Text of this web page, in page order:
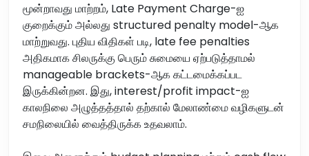
மூன்றாவது மாற்றம், Late Payment Charge-ஐ
குறைக்கும் அல்லது structured penalty model-ஆக
மாற்றுவது. புதிய விதிகள் படி, late fee penalties
அதிகமாக சிலருக்கு பெரும் சுமையை ஏற்படுத்தாமல்
manageable brackets-ஆக கட்டமைக்கப்பட
இருக்கின்றன. இது, interest/profit impact-ஐ
காலநிலை அழுத்தத்தால் தற்கால் மேலாண்மை வழிகளுடன்
சமநிலையில் வைத்திருக்க உதவலாம்.